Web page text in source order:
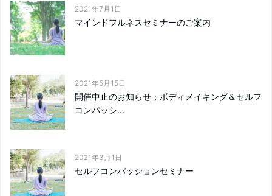
2021年7月1日
マインドフルネスセミナーのご案内
2021年5月15日
開催中止のお知らせ；ボディメイキング＆セルフ
コンパッシ...
2021年3月1日
セルフコンパッションセミナー